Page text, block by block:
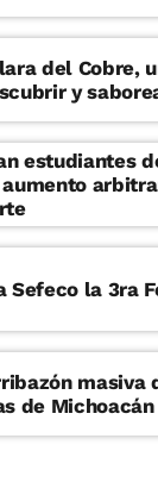
del Cobre,
y
estudiantes
Sefeco la 3ra
masiva
de Michoacán